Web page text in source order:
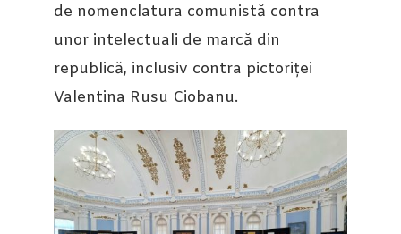
de nomenclatura comunistă contra
unor intelectuali de marcă din
republică, inclusiv contra pictoriței
Valentina Rusu Ciobanu.